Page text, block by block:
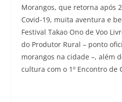
Morangos, que retorna após
Covid-19, muita aventura e
Festival Takao Ono de Voo
do Produtor Rural – ponto
morangos na cidade –, além
cultura com o 1º Encontro de